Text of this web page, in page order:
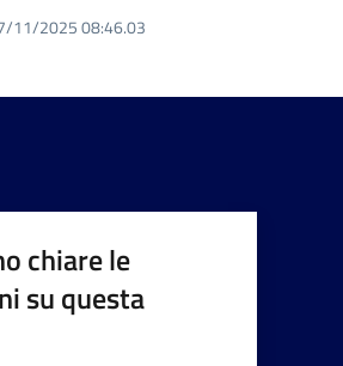
11/2025 08:46.03
chiare le
su questa